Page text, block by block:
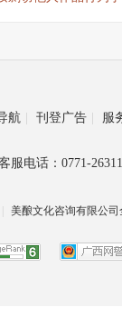
航 刊登广告 服
服电话：0771-
美酿文化咨询有限公司